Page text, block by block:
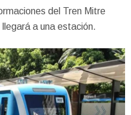
del Tren Mitre
a una estación.